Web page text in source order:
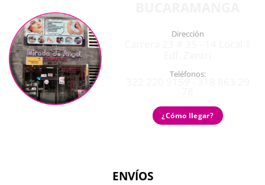
Dirección
Teléfonos:
¿Cómo llegar?
ENVÍOS